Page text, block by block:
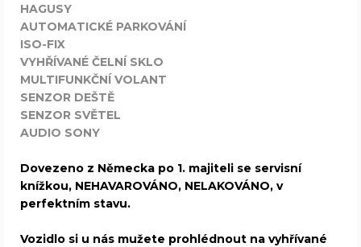
HAGUSY
AUTOMATICKÉ PARKOVÁNÍ
ISO-FIX
VYHŘÍVANÉ ČELNÍ SKLO
MULTIFUNKČNÍ VOLANT
SENZOR DEŠTĚ
SENZOR SVĚTEL
AUDIO SONY
Dovezeno z Německa po 1. majiteli se servisní
knížkou, NEHAVAROVÁNO, NELAKOVÁNO, v
perfektním stavu.
Vozidlo si u nás mužete prohlédnout na vyhřívané